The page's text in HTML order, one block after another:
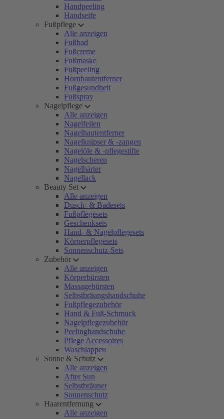
Handpeeling
Handseife
Fußpflege
Alle anzeigen
Fußbad
Fußcreme
Fußmaske
Fußpeeling
Hornhautentferner
Fußgesundheit
Fußspray
Nagelpflege
Alle anzeigen
Nagelfeilen
Nagelhautentferner
Nagelknipser & -zangen
Nagelöle & -pflegestifte
Nagelscheren
Nagelhärter
Nagellack
Beauty Set
Alle anzeigen
Dusch- & Badesets
Fußpflegesets
Geschenksets
Hand- & Nagelpflegesets
Körperpflegesets
Sonnenschutz-Sets
Zubehör
Alle anzeigen
Körperbürsten
Massagebürsten
Selbstbräungshandschuhe
Fußpflegezubehör
Hand & Fuß-Schmuck
Nagelpflegezubehör
Peelinghandschuhe
Pflege Accessoires
Waschlappen
Sonne & Schutz
Alle anzeigen
After Sun
Selbstbräuner
Sonnenschutz
Haarentfernung
Alle anzeigen